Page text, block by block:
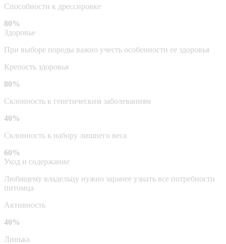
Способности к дрессировке
80%
Здоровье
При выборе породы важно учесть особенности ее здоровья
Крепость здоровья
80%
Склонность к генетическим заболеваниям
40%
Склонность к набору лишнего веса
60%
Уход и содержание
Любящему владельцу нужно заранее узнать все потребности
питомца
Активность
40%
Линька